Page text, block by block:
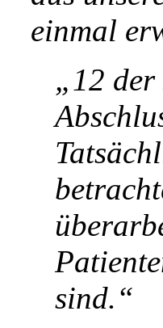
einmal
„12 der
sind.“